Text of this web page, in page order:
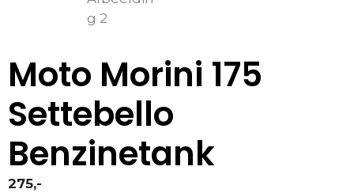
Moto Morini 175
Settebello
Benzinetank
275,-